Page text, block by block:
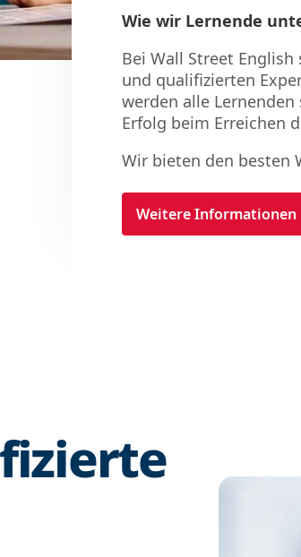
Wie wir Lernende
Bei Wall Street
und qualifizierten
werden alle
Erfolg beim Erreichen
Wir bieten den besten
Weitere Informationen